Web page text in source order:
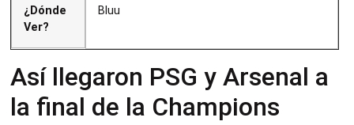
¿Dónde
Ver?
Bluu
Así llegaron PSG y Arsenal a
la final de la Champions